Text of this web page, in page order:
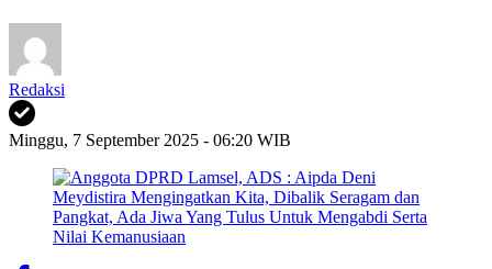
Redaksi
Minggu, 7 September 2025 - 06:20 WIB